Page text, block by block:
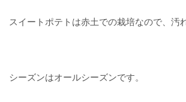
スイートポテトは赤土での栽培なので、汚
シーズンはオールシーズンです。